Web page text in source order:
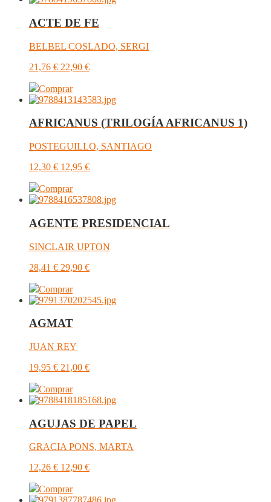
ACTE DE FE
BELBEL COSLADO, SERGI
21,76 € 22,90 €
Comprar
AFRICANUS (TRILOGÍA AFRICANUS 1)
POSTEGUILLO, SANTIAGO
12,30 € 12,95 €
Comprar
AGENTE PRESIDENCIAL
SINCLAIR UPTON
28,41 € 29,90 €
Comprar
AGMAT
JUAN REY
19,95 € 21,00 €
Comprar
AGUJAS DE PAPEL
GRACIA PONS, MARTA
12,26 € 12,90 €
Comprar